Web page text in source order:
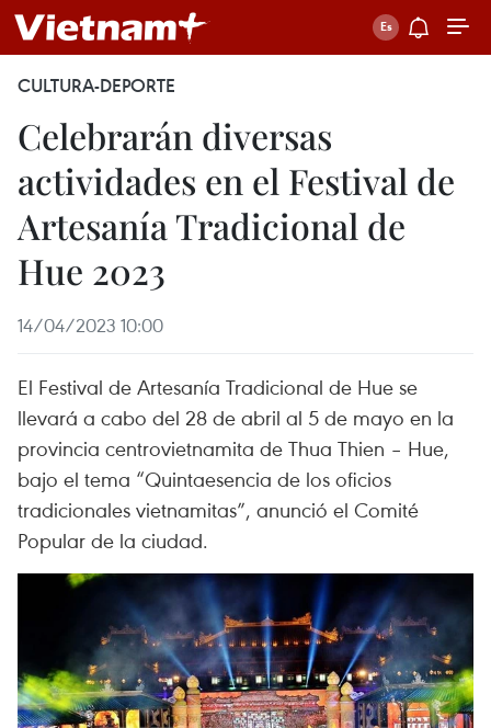
CULTURA-DEPORTE
Celebrarán diversas
actividades en el Festival de
Artesanía Tradicional de
Hue 2023
14/04/2023 10:00
El Festival de Artesanía Tradicional de Hue se
llevará a cabo del 28 de abril al 5 de mayo en la
provincia centrovietnamita de Thua Thien – Hue,
bajo el tema “Quintaesencia de los oficios
tradicionales vietnamitas”, anunció el Comité
Popular de la ciudad.